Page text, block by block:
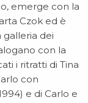
emerge con la
Czok ed è
dei
con la
i ritratti di Tina
con
e di Carlo e